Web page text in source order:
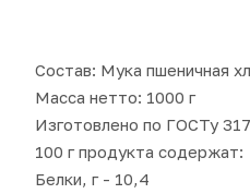
Состав: Мука пшеничная
Масса нетто: 1000 г
Изготовлено по ГОСТу
100 г продукта содержат:
Белки, г - 10,4